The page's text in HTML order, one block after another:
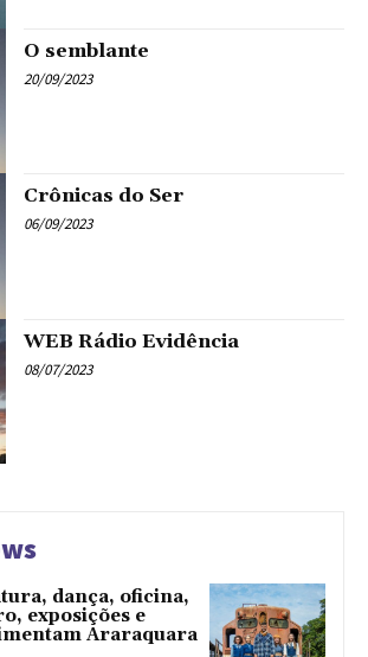
O semblante
20/09/2023
Crônicas do Ser
06/09/2023
WEB Rádio Evidência
08/07/2023
dança, oficina,
exposições e
Araraquara